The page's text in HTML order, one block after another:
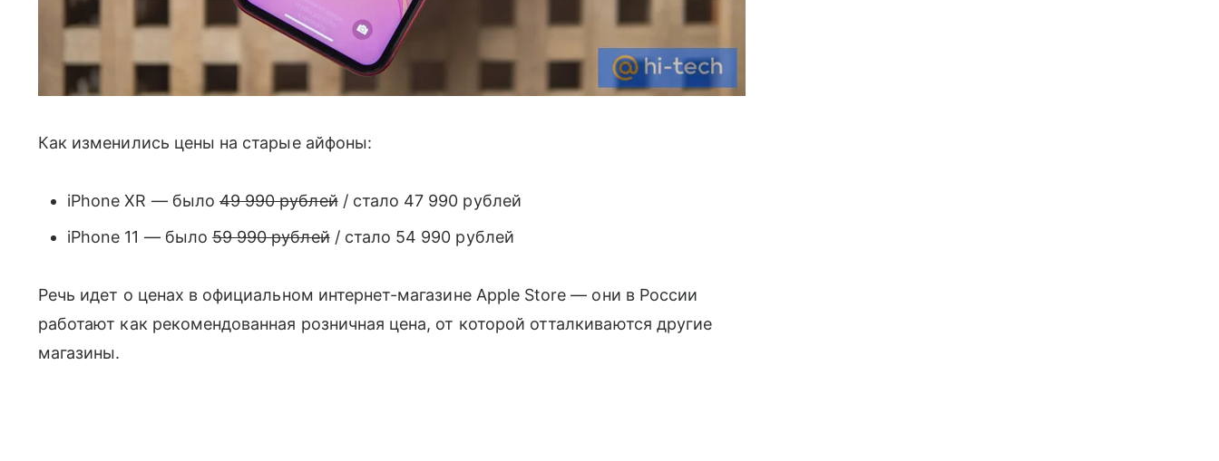
Как изменились цены на старые айфоны:
iPhone XR — было 49 990 рублей/ стало 47 990 рублей
iPhone 11 — было 59 990 рублей/ стало 54 990 рублей
Речь идет о ценах в официальном интернет-магазине Apple Store — они в России
работают как рекомендованная розничная цена, от которой отталкиваются другие
магазины.